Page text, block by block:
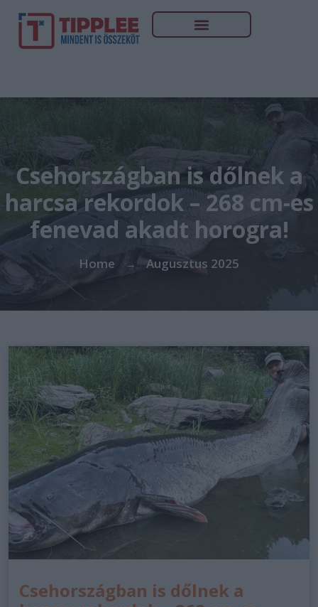
Csehországban is dőlnek a
harcsa rekordok – 268 cm-es
fenevad akadt horogra!
Home → Augusztus 2025
Csehországban is dőlnek a